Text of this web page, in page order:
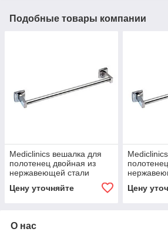
Подобные товары компании
Mediclinics вешалка для
полотенец двойная из
нержавеющей стали
Цену уточняйте
Цену
О нас